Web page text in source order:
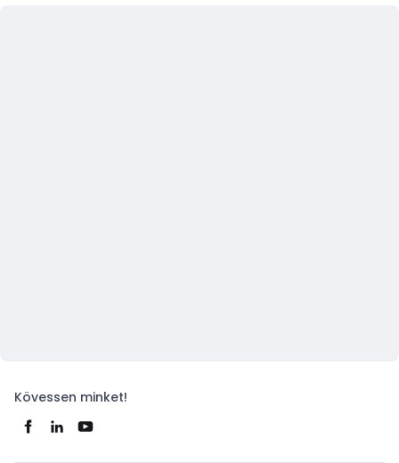
Kövessen minket!